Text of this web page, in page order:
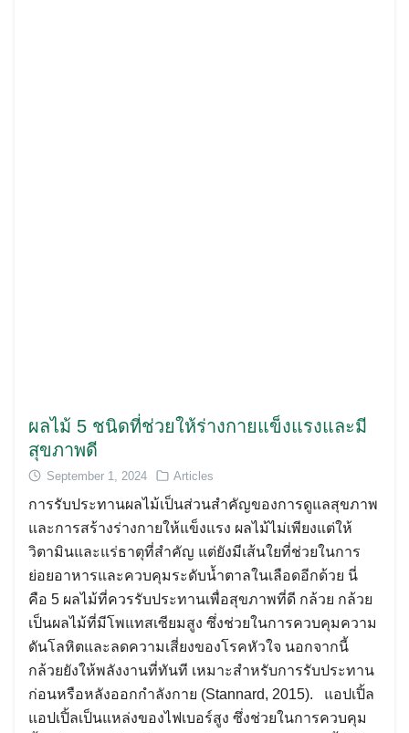
ผลไม้ 5 ชนิดที่ช่วยให้ร่างกายแข็งแรงและมี
สุขภาพดี
September 1, 2024 Articles
การรับประทานผลไม้เป็นส่วนสำคัญของการดูแลสุขภาพ
และการสร้างร่างกายให้แข็งแรง ผลไม้ไม่เพียงแต่ให้
วิตามินและแร่ธาตุที่สำคัญ แต่ยังมีเส้นใยที่ช่วยในการ
ย่อยอาหารและควบคุมระดับน้ำตาลในเลือดอีกด้วย นี่
คือ 5 ผลไม้ที่ควรรับประทานเพื่อสุขภาพที่ดี กล้วย กล้วย
เป็นผลไม้ที่มีโพแทสเซียมสูง ซึ่งช่วยในการควบคุมความ
ดันโลหิตและลดความเสี่ยงของโรคหัวใจ นอกจากนี้
กล้วยยังให้พลังงานที่ทันที เหมาะสำหรับการรับประทาน
ก่อนหรือหลังออกกำลังกาย (Stannard, 2015). แอปเปิ้ล
แอปเปิ้ลเป็นแหล่งของไฟเบอร์สูง ซึ่งช่วยในการควบคุม